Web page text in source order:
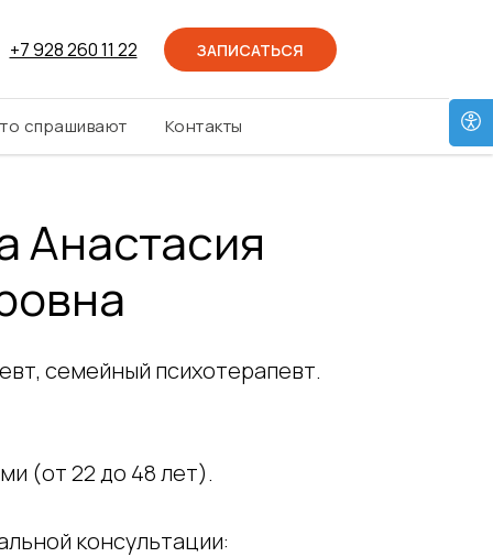
+7 928 260 11 22 ЗАПИСАТЬСЯ
спрашивают Контакты
Анастасия
семейный психотерапевт.
(от 22 до 48 лет).
консультации: